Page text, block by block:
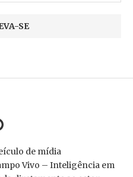
de mídia
Vivo – Inteligência em